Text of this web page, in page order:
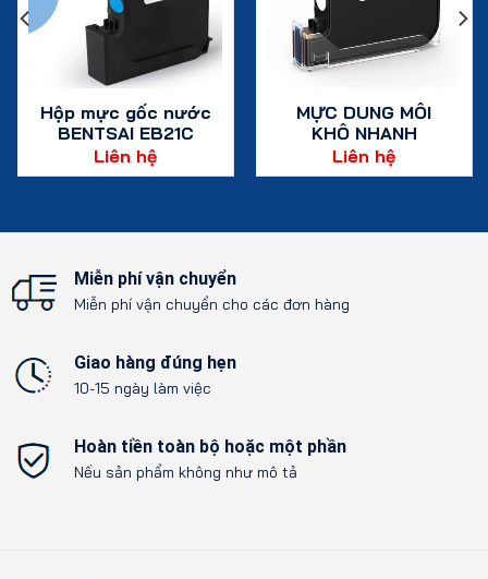
Hộp mực gốc nước
BENTSAI EB21C
Màu xanh lục lam
– 1 hộp/42ml
Liên hệ
MỰC DUNG MÔI
KHÔ NHANH
BENTSAI BB22W –
Trắng 42ML
Liên hệ
Miễn phí vận chuyển
Miễn phí vận chuyển cho các đơn hàng
Giao hàng đúng hẹn
10-15 ngày làm việc
Hoàn tiền toàn bộ hoặc một phần
Nếu sản phẩm không như mô tả